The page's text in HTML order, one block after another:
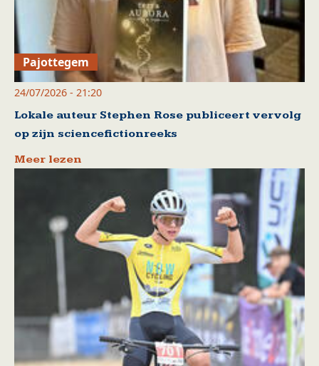
Pajottegem
24/07/2026 - 21:20
Lokale auteur Stephen Rose publiceert vervolg
op zijn sciencefictionreeks
Meer lezen